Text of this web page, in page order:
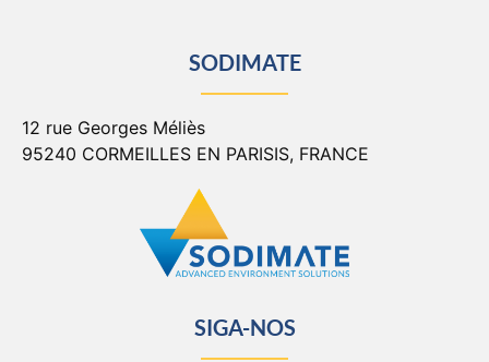
SODIMATE
12 rue Georges Méliès
95240 CORMEILLES EN PARISIS, FRANCE
SIGA-NOS